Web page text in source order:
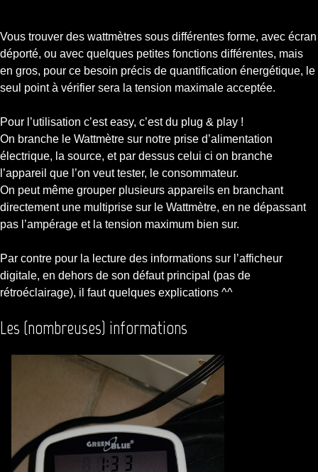
Vous trouver des wattmètres sous différentes forme, avec écran
déporté, ou avec quelques petites fonctions différentes, mais
en gros, pour ce besoin précis de quantification énergétique, le
seul point à vérifier sera la tension maximale acceptée.
Pour l’utilisation c’est easy, c’est du plug & play !
On branche le Wattmètre sur notre prise d’alimentation
électrique, la source, et par dessus celui ci on branche
l’appareil que l’on veut tester, le consommateur.
On peut même grouper plusieurs appareils en branchant
directement une multiprise sur le Wattmètre, en ne dépassant
pas l’ampérage et la tension maximum bien sur.
Par contre pour la lecture des informations sur l’afficheur
digitale, en dehors de son défaut principal (pas de
rétroéclairage), il faut quelques explications ^^
Les (nombreuses) informations